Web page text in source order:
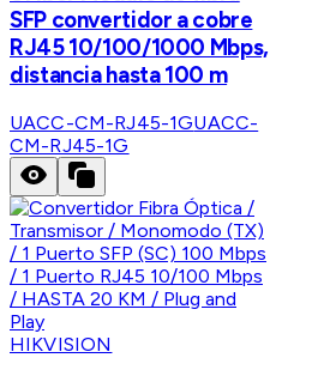
SFP convertidor a cobre
RJ45 10/100/1000 Mbps,
distancia hasta 100 m
UACC-CM-RJ45-1GUACC-
CM-RJ45-1G
HIKVISION